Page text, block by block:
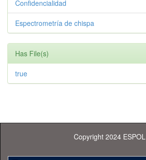
Confidencialidad
Espectrometría de chispa
Has File(s)
true
Copyright 2024 ESPOL